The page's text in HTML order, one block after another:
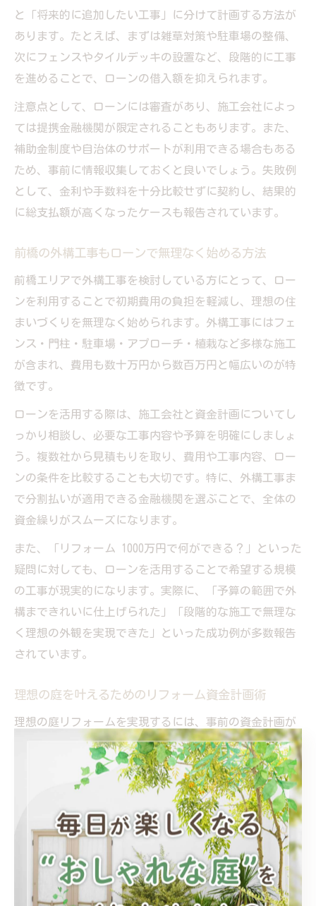
と「将来的に追加したい工事」に分けて計画する方法が
あります。たとえば、まずは雑草対策や駐車場の整備、
次にフェンスやタイルデッキの設置など、段階的に工事
を進めることで、ローンの借入額を抑えられます。
注意点として、ローンには審査があり、施工会社によっ
ては提携金融機関が限定されることもあります。また、
補助金制度や自治体のサポートが利用できる場合もある
ため、事前に情報収集しておくと良いでしょう。失敗例
として、金利や手数料を十分比較せずに契約し、結果的
に総支払額が高くなったケースも報告されています。
前橋の外構工事もローンで無理なく始める方法
前橋エリアで外構工事を検討している方にとって、ロー
ンを利用することで初期費用の負担を軽減し、理想の住
まいづくりを無理なく始められます。外構工事にはフェ
ンス・門柱・駐車場・アプローチ・植栽など多様な施工
が含まれ、費用も数十万円から数百万円と幅広いのが特
徴です。
ローンを活用する際は、施工会社と資金計画についてし
っかり相談し、必要な工事内容や予算を明確にしましょ
う。複数社から見積もりを取り、費用や工事内容、ロー
ンの条件を比較することも大切です。特に、外構工事ま
で分割払いが適用できる金融機関を選ぶことで、全体の
資金繰りがスムーズになります。
また、「リフォーム 1000万円で何ができる？」といった
疑問に対しても、ローンを活用することで希望する規模
の工事が現実的になります。実際に、「予算の範囲で外
構まできれいに仕上げられた」「段階的な施工で無理な
く理想の外観を実現できた」といった成功例が多数報告
されています。
理想の庭を叶えるためのリフォーム資金計画術
理想の庭リフォームを実現するには、事前の資金計画が
欠かせません。まずは全体のイメージや優先順位を明確
にし、必要な工事内容をリストアップしましょう。その
上で、リフォーム費用の相場や補助金の有無、ローンの
活用方法について情報収集することがポイントです。
具体的な資金計画のステップとしては、①希望する庭の
イメージと必要な工事を整理、②複数社から見積もりを
取得、③自己資金とローンのバランスを検討、④ローン
の返済シミュレーションを実施、⑤補助金や自治体の支